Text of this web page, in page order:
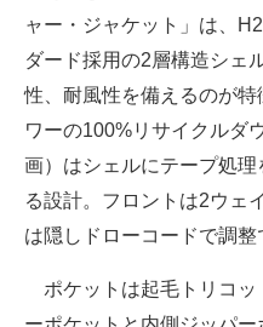
ャー・ジャケット」は、
ダード採用の2層構造シェ
性、耐風性を備えるのが
ワーの100%リサイクルダ
画）はシェルにテープ処理
る設計。フロントは2ウェ
は隠しドローコードで調整
ポケットは起毛トリコッ